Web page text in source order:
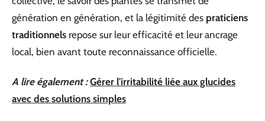
génération en génération, et la légitimité des praticiens
traditionnels repose sur leur efficacité et leur ancrage
local, bien avant toute reconnaissance officielle.
A lire également : Gérer l'irritabilité liée aux glucides
avec des solutions simples